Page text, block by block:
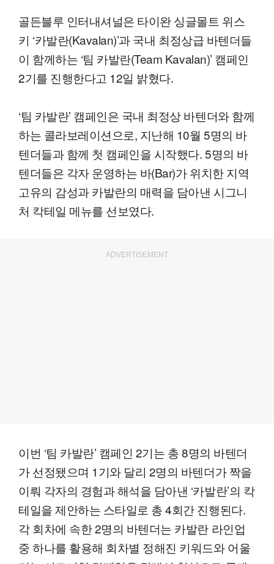
골든블루 인터내셔널은 타이완 싱글몰트 위스
키 ‘카발란(Kavalan)’과 국내 최정상급 바텐더들
이 함께하는 ‘팀 카발란(Team Kavalan)’ 캠페인
2기를 진행한다고 12일 밝혔다.
‘팀 카발란’ 캠페인은 국내 최정상 바텐더와 함께
하는 콜라보레이션으로, 지난해 10월 5명의 바
텐더들과 함께 첫 캠페인을 시작했다. 5명의 바
텐더들은 각자 운영하는 바(Bar)가 위치한 지역
고유의 감성과 카발란의 매력을 담아낸 시그니
처 칵테일 메뉴를 선보였다.
ADVERTISEMENT
이번 ‘팀 카발란’ 캠페인 2기는 총 8명의 바텐더
가 선정됐으며 1기와 달리 2명의 바텐더가 짝을
이뤄 각자의 경험과 해석을 담아낸 ‘카발란’의 칵
테일을 제안하는 스타일로 총 4회간 진행된다.
각 회차에 속한 2명의 바텐더는 카발란 라인업
중 하나를 활용해 회차별 정해진 키워드와 어울